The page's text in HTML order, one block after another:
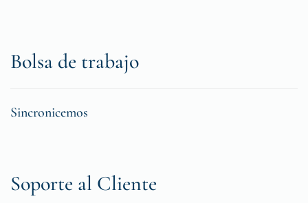
Bolsa de trabajo
Sincronicemos
Soporte al Cliente